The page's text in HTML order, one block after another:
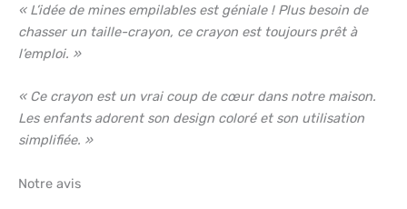
« L’idée de mines empilables est géniale ! Plus besoin de
chasser un taille-crayon, ce crayon est toujours prêt à
l’emploi. »
« Ce crayon est un vrai coup de cœur dans notre maison.
Les enfants adorent son design coloré et son utilisation
simplifiée. »
Notre avis